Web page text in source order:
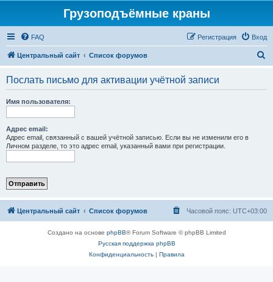
Грузоподъёмные краны
FAQ Вход
Регистрация
Центральный сайт Список форумов
Послать письмо для активации учётной записи
Имя пользователя:
Адрес email:
Адрес email, связанный с вашей учётной записью. Если вы не изменили его в
Личном разделе, то это адрес email, указанный вами при регистрации.
Центральный сайт Список форумов Часовой пояс: UTC+03:00
Создано на основе phpBB® Forum Software © phpBB Limited
Русская поддержка phpBB
Конфиденциальность| Правила